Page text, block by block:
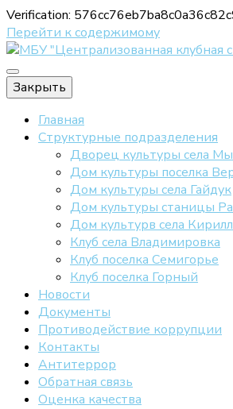
Verification:
Перейти к содержимому
МБУ
Официальный сайт МБУ "ЦКС"
Закрыть
Главная
Структурные подразделения
Дворец культуры села
Дом культуры поселка
Дом культуры села Гайдук
Дом культуры станицы
Дом культурв села
Клуб села Владимировка
Клуб поселка Семигорье
Клуб поселка Горный
Новости
Документы
Противодействие коррупции
Контакты
Антитеррор
Обратная связь
Оценка качества